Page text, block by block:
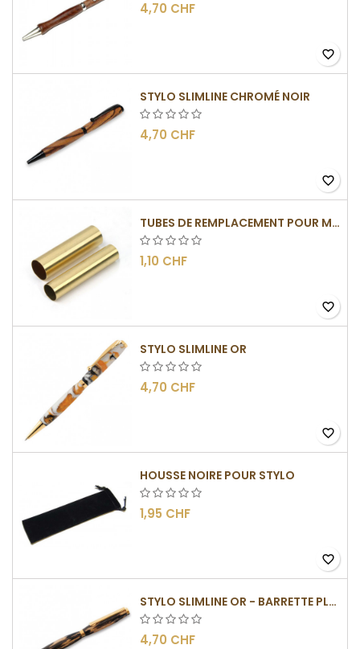
4,70 CHF
favorite_border
STYLO SLIMLINE CHROMÉ NOIR
4,70 CHF
favorite_border
TUBES DE REMPLACEMENT POUR MÉCANISME SLIMLINE
1,10 CHF
favorite_border
STYLO SLIMLINE OR
4,70 CHF
favorite_border
HOUSSE NOIRE POUR STYLO
1,95 CHF
favorite_border
STYLO SLIMLINE OR - BARRETTE PLATE
4,70 CHF